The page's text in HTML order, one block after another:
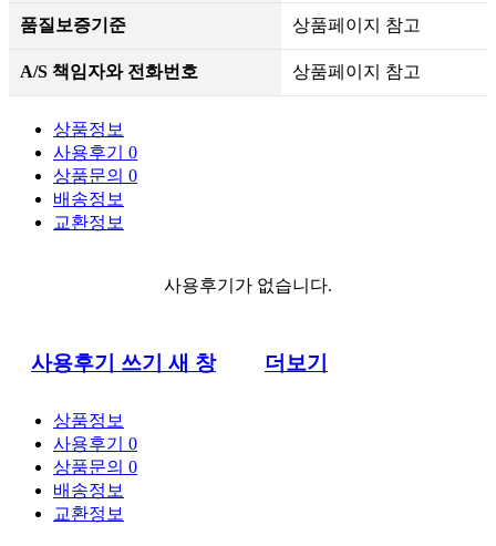
품질보증기준 상품페이지 참고
A/S 책임자와 전화번호 상품페이지 참고
상품정보
사용후기 0
상품문의 0
배송정보
교환정보
사용후기가 없습니다.
사용후기 쓰기 새 창 더보기
상품정보
사용후기 0
상품문의 0
배송정보
교환정보